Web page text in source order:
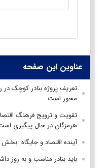
عناوین این صفحه
تعریف پروژه بنادر کوچک در
محور است
تقویت و ترویج فرهنگ
هرمزگان در حال پیگیری
آینده اقتصاد و جایگاه
باید بنادر مناسب و به روز